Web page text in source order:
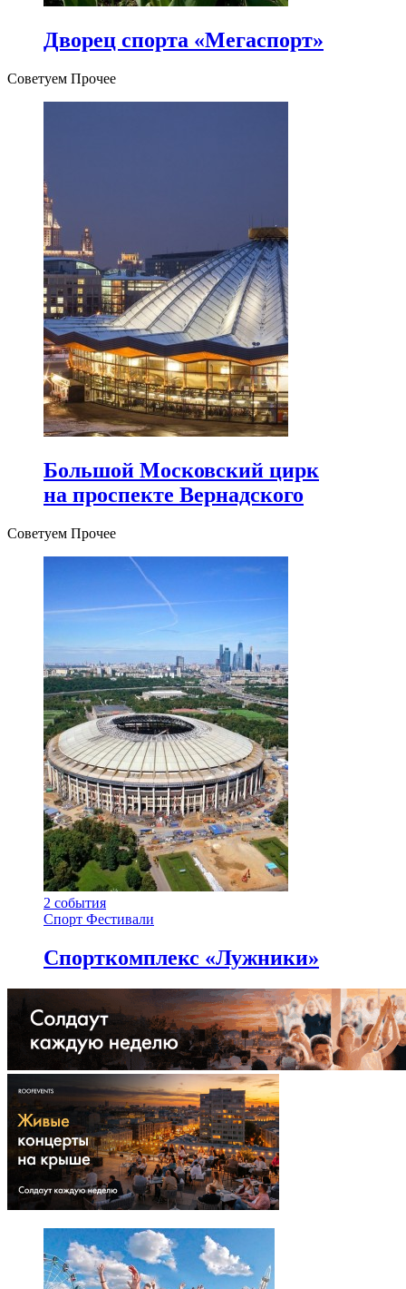
Дворец спорта «Мегаспорт»
Советуем Прочее
Большой Московский цирк
на проспекте Вернадского
Советуем Прочее
2 события
Спорт Фестивали
Спорткомплекс «Лужники»